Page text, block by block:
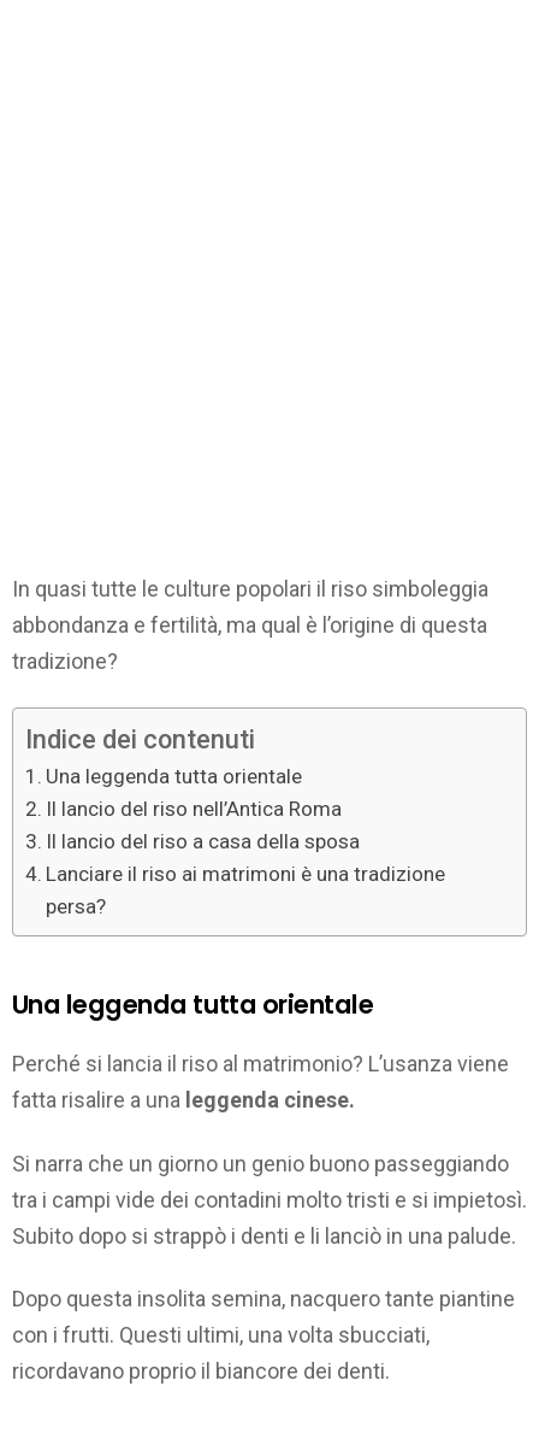
In quasi tutte le culture popolari il riso simboleggia
abbondanza e fertilità, ma qual è l’origine di questa
tradizione?
Indice dei contenuti
Una leggenda tutta orientale
Il lancio del riso nell’Antica Roma
Il lancio del riso a casa della sposa
Lanciare il riso ai matrimoni è una tradizione
persa?
Una leggenda tutta orientale
Perché si lancia il riso al matrimonio? L’usanza viene
fatta risalire a una leggenda cinese.
Si narra che un giorno un genio buono passeggiando
tra i campi vide dei contadini molto tristi e si impietosì.
Subito dopo si strappò i denti e li lanciò in una palude.
Dopo questa insolita semina, nacquero tante piantine
con i frutti. Questi ultimi, una volta sbucciati,
ricordavano proprio il biancore dei denti.